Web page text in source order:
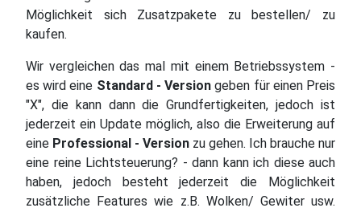
Möglichkeit sich Zusatzpakete zu bestellen/ zu
kaufen.
Wir vergleichen das mal mit einem Betriebssystem -
es wird eine Standard - Version geben für einen Preis
"X", die kann dann die Grundfertigkeiten, jedoch ist
jederzeit ein Update möglich, also die Erweiterung auf
eine Professional - Version zu gehen. Ich brauche nur
eine reine Lichtsteuerung? - dann kann ich diese auch
haben, jedoch besteht jederzeit die Möglichkeit
zusätzliche Features wie z.B. Wolken/ Gewiter usw.